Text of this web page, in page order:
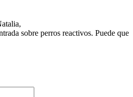
sobre perros reactivos. Puede que